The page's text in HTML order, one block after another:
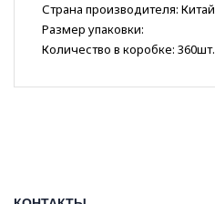
Страна производителя: Китай
Размер упаковки:
Количество в коробке: 360шт.